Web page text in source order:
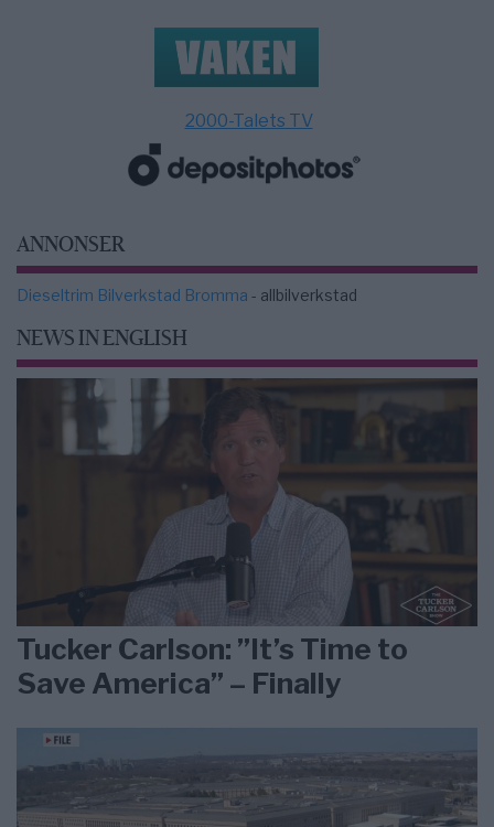
2000-Talets TV
ANNONSER
Dieseltrim Bilverkstad Bromma - allbilverkstad
NEWS IN ENGLISH
Tucker Carlson: ”It’s Time to
Save America” – Finally